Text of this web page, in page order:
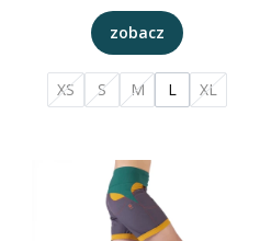
zobacz
XS S M L XL